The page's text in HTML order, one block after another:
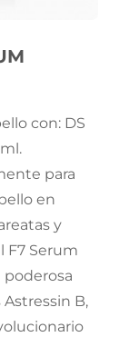
con: DS
para
en
y
F7 Serum
B,